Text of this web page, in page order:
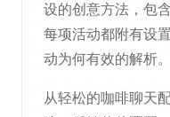
设的创意方法，包
每项活动都附有设
动为何有效的解析。
从轻松的咖啡聊天